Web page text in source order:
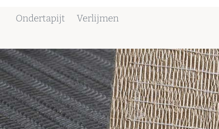
Ondertapijt Verlijmen